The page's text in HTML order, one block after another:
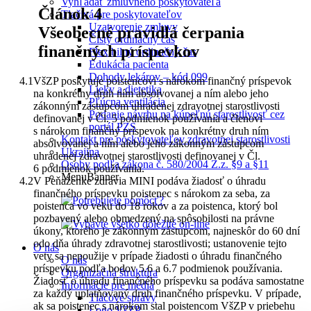
Tlačivá pre poskytovateľov
Uzatvorenie zmluvy
Čistý ordinačný čas
Flexibilný ordinačný čas
Edukácia pacienta
Dohody lekárov – kód 099
Lieky a dietetika
Pľúcna ventilácia
Podanie návrhu na kúpeľnú starostlivosť cez
portál PZS
Kontakt pre poskytovateľov zdravotnej starostlivosti
Ukrajina
Osoby podľa zákona č. 580/2004 Z.z. §9 a §11
MenuBanner
O nás
O nás
Organizačná štruktúra
Informácie pre médiá
Tlačové správy
Článok 4
Všeobecné pravidlá čerpania
finančných príspevkov
VšZP poskytuje poistencovi s nárokom finančný príspevok
na konkrétny druh ním absolvovanej a ním alebo jeho
zákonným zástupcom uhradenej zdravotnej starostlivosti
definovanej v Čl. 5 podmienok používania a členovi
s nárokom finančný príspevok na konkrétny druh ním
absolvovanej a ním alebo jeho zákonným zástupcom
uhradenej zdravotnej starostlivosti definovanej v Čl.
6 podmienok používania.
V Peňaženke zdravia MINI podáva žiadosť o úhradu
finančného príspevku poistenec s nárokom za seba, za
poistenca vo veku do 18 rokov a za poistenca, ktorý bol
pozbavený alebo obmedzený na spôsobilosti na právne
úkony, ktorého je zákonným zástupcom, najneskôr do 60 dní
odo dňa úhrady zdravotnej starostlivosti; ustanovenie tejto
vety sa nepoužije v prípade žiadosti o úhradu finančného
príspevku podľa bodov 5.6 a 6.7 podmienok používania.
Žiadosť o úhradu finančného príspevku sa podáva samostatne
za každý uplatňovaný druh finančného príspevku. V prípade,
ak sa poistenec s nárokom stal poistencom VšZP v priebehu